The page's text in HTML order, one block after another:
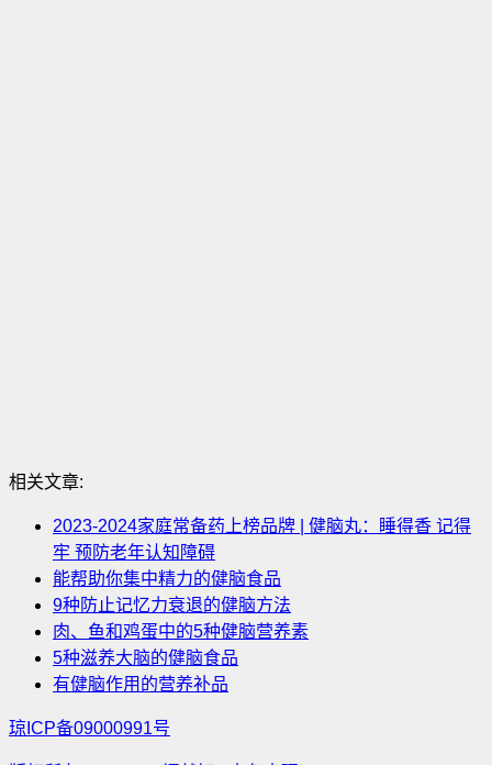
相关文章:
2023-2024家庭常备药上榜品牌 | 健脑丸：睡得香 记得
牢 预防老年认知障碍
能帮助你集中精力的健脑食品
9种防止记忆力衰退的健脑方法
肉、鱼和鸡蛋中的5种健脑营养素
5种滋养大脑的健脑食品
有健脑作用的营养补品
琼ICP备09000991号